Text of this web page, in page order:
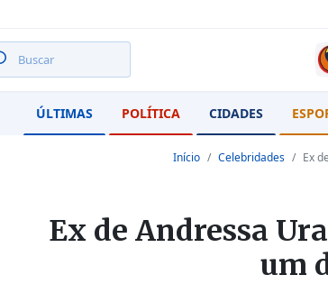
ÚLTIMAS POLÍTICA CIDADES
Início Celebridades Ex
Ex de Andressa
um